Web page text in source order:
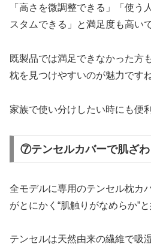
「高さを微調整できる」「使う
スタムできる」と満足度も高いで
既製品では満足できなかった方
枕を見つけやすいのが魅力ですね
家族で使い分けしたい時にも便
⑦テンセルカバーで肌ざ
全モデルに専用のテンセル枕カ
がとにかく“肌触りがなめらか”と
テンセルは天然由来の繊維で吸